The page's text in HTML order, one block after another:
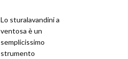
Lo sturalavandini a
ventosa è un
semplicissimo
strumento